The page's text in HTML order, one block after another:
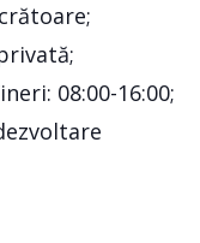
08:00-16:00;